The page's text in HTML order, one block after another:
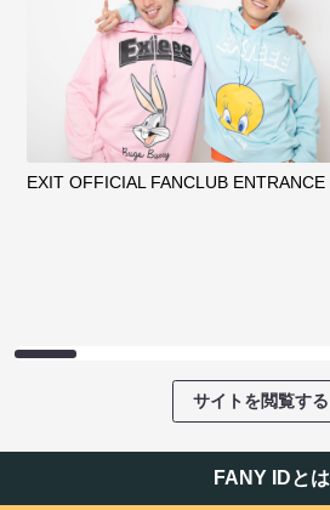
EXIT OFFICIAL FANCLUB ENTRANCE
サイトを閲覧する
FANY IDとは